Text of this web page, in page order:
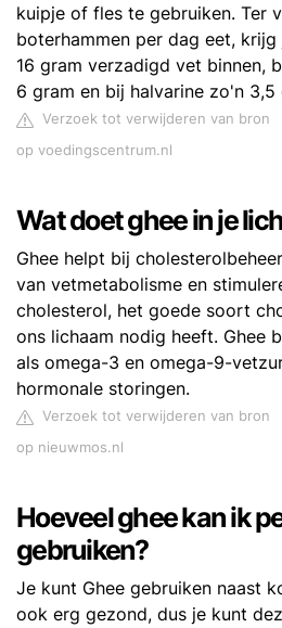
kuipje of fles te gebruiken. Ter
boterhammen per dag eet,
16 gram verzadigd vet binnen,
6 gram en bij halvarine zo'n 3,5
Verzoek tot verwijderen van bron
op voedingscentrum.nl
Wat doet ghee in je
Ghee helpt bij
van vetmetabolisme en
cholesterol, het goede soort
ons lichaam nodig heeft. Ghee
als omega-3 en omega-9-
hormonale storingen.
Verzoek tot verwijderen van bron
op nieuwmos.nl
Hoeveel ghee kan ik
gebruiken?
Je kunt Ghee gebruiken naast
ook erg gezond, dus je kunt